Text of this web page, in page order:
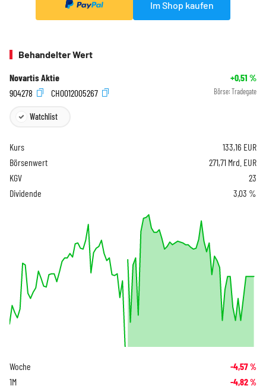
Im Shop kaufen
Behandelter Wert
Novartis Aktie +0,51 %
904278
CH0012005267 Börse: Tradegate
Watchlist
Kurs 133,16 EUR
Börsenwert
271,71 Mrd. EUR
KGV
23
Dividende
3,03 %
Woche -4,57%
1M -4,82%